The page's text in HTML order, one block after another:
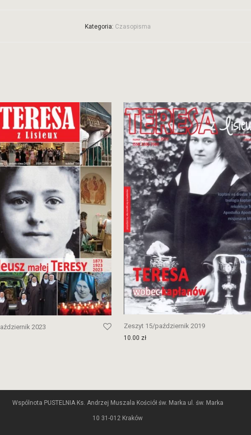
Kategoria: Czasopisma
2023 Zeszyt 15/październik 2019
10.00 zł
Wspólnota PUSTELNIA Ks. Andrzej Muszala Kościół św. Marka ul. św. Marka
10 31-012 Kraków